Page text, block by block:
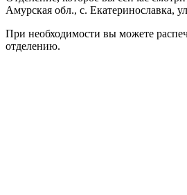
Амурская обл., с. Екатеринославка,
При необходимости вы можете
отделению.